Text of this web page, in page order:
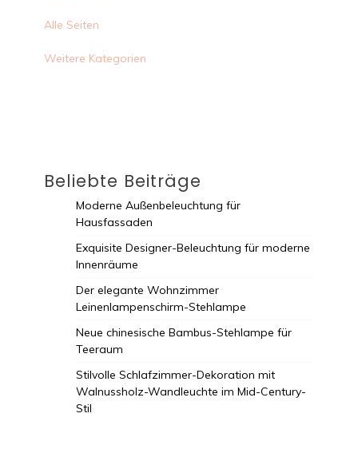
Alle Seiten
Weitere Kategorien
Beliebte Beiträge
Moderne Außenbeleuchtung für
Hausfassaden
Exquisite Designer-Beleuchtung für moderne
Innenräume
Der elegante Wohnzimmer
Leinenlampenschirm-Stehlampe
Neue chinesische Bambus-Stehlampe für
Teeraum
Stilvolle Schlafzimmer-Dekoration mit
Walnussholz-Wandleuchte im Mid-Century-
Stil